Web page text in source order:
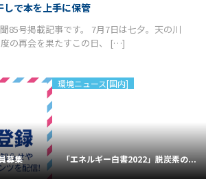
しで本を上手に保管
85号掲載記事です。 7月7日は七夕。天の川
の再会を果たすこの日、 […]
募集
環境ニュース[国内]
「エネルギー白書2022」脱炭素の...